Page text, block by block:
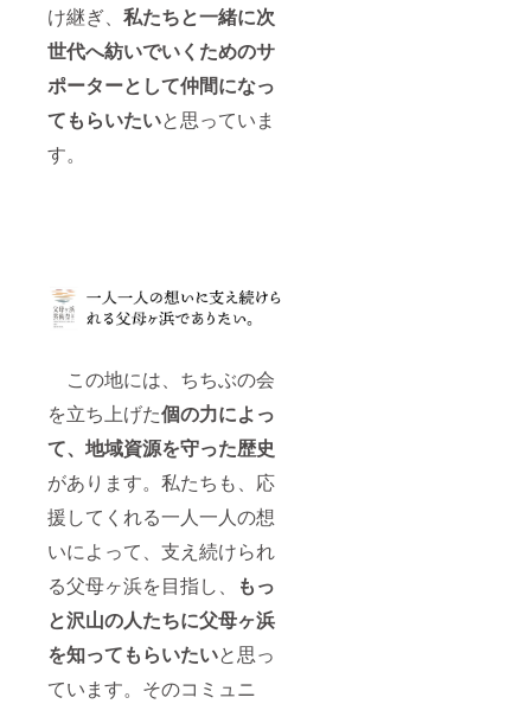
け継ぎ、 私たちと一緒に次
世代へ紡いでいくためのサ
ポーターとして仲間になっ
てもらいたいと思っていま
す。
この地には、ちちぶの会
を立ち上げた個の力によっ
て、地域資源を守った歴史
があります。私たちも、応
援してくれる一人一人の想
いによって、支え続けられ
る父母ヶ浜を目指し、
もっ
と沢山の人たちに父母ヶ浜
を知ってもらいたいと思っ
ています。そのコミュニ